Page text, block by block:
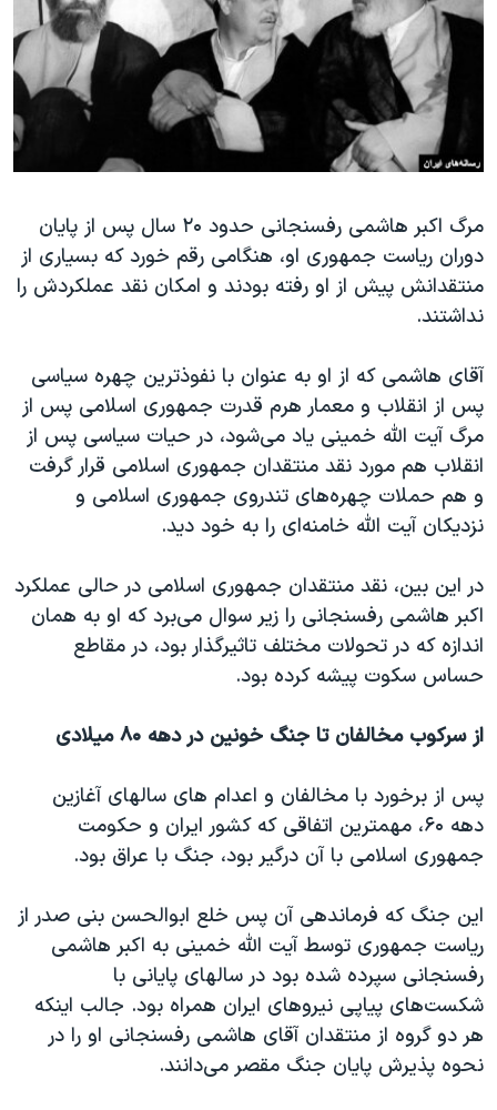
فرهنگ و زندگی
حقوق شهروندی
اقتصادی
علم و فناوری
گالری عکس
آرشیو پخش زنده
مستندها
انتخابات ریاست جمهوری آمریکا ۲۰۲۴
حمله جمهوری اسلامی به اسرائیل
رمز مهسا
اعتراضات زن، زندگی، آزادی
مجموعه مستندهای دادخواهی
تریبونال مردمی آبان ۹۸
چهل سال گروگان‌گیری
قانون شفافیت دارائی کادر رهبری ایران
اعتراضات مردمی آبان ۹۸
اسرائیل در جنگ
نرگس محمدی برنده جایزه نوبل صلح
همایش محافظه‌کاران آمریکا «سی‌پک»
صفحه‌های ویژه
سفر پرزیدنت ترامپ به چین
دنبال کنید
زبانهای مختلف
مرگ اکبر هاشمی رفسنجانی حدود ۲۰ سال پس از پایان
دوران ریاست جمهوری او، هنگامی رقم خورد که بسیاری از
منتقدانش پیش از او رفته بودند و امکان نقد عملکردش را
نداشتند.
آقای هاشمی که از او به عنوان با نفوذترین چهره سیاسی
پس از انقلاب و معمار هرم قدرت جمهوری اسلامی پس از
مرگ آیت الله خمینی یاد می‌شود، در حیات سیاسی پس از
انقلاب هم مورد نقد منتقدان جمهوری اسلامی قرار گرفت
و هم حملات چهره‌های تندروی جمهوری اسلامی و
نزدیکان آیت الله خامنه‌ای را به خود دید.
در این بین، نقد منتقدان جمهوری اسلامی در حالی عملکرد
اکبر هاشمی رفسنجانی را زیر سوال می‌برد که او به همان
اندازه که در تحولات مختلف تاثیرگذار بود، در مقاطع
حساس سکوت پیشه کرده بود.
از سرکوب مخالفان تا جنگ خونین در دهه ۸۰ میلادی
پس از برخورد با مخالفان و اعدام های سالهای آغازین
دهه ۶۰، مهمترین اتفاقی که کشور ایران و حکومت
جمهوری اسلامی با آن درگیر بود، جنگ با عراق بود.
این جنگ که فرماندهی آن پس خلع ابوالحسن بنی صدر از
ریاست جمهوری توسط آیت الله خمینی به اکبر هاشمی
رفسنجانی سپرده شده بود در سالهای پایانی با
شکست‌های پیاپی نیروهای ایران همراه بود. جالب اینکه
هر دو گروه از منتقدان آقای هاشمی رفسنجانی او را در
نحوه پذیرش پایان جنگ مقصر می‌دانند.